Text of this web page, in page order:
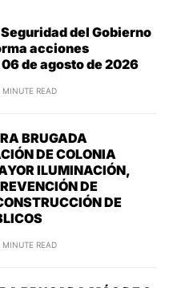
del Gobierno
acciones
de agosto de 2026
MINUTE READ
BRUGADA
DE COLONIA
ILUMINACIÓN,
DE
DE
MINUTE READ